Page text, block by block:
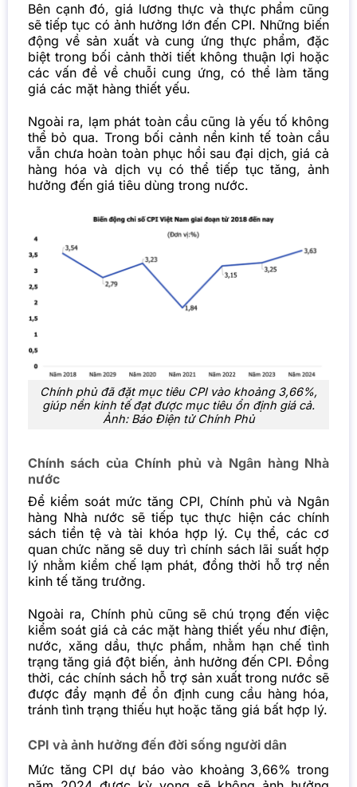
Bên cạnh đó, giá lương thực và thực phẩm cũng
sẽ tiếp tục có ảnh hưởng lớn đến CPI. Những biến
động về sản xuất và cung ứng thực phẩm, đặc
biệt trong bối cảnh thời tiết không thuận lợi hoặc
các vấn đề về chuỗi cung ứng, có thể làm tăng
giá các mặt hàng thiết yếu.
Ngoài ra, lạm phát toàn cầu cũng là yếu tố không
thể bỏ qua. Trong bối cảnh nền kinh tế toàn cầu
vẫn chưa hoàn toàn phục hồi sau đại dịch, giá cả
hàng hóa và dịch vụ có thể tiếp tục tăng, ảnh
hưởng đến giá tiêu dùng trong nước.
Chính phủ đã đặt mục tiêu CPI vào khoảng 3,66%,
giúp nền kinh tế đạt được mục tiêu ổn định giá cả.
Ảnh: Báo Điện tử Chính Phủ
Chính sách của Chính phủ và Ngân hàng Nhà
nước
Để kiểm soát mức tăng CPI, Chính phủ và Ngân
hàng Nhà nước sẽ tiếp tục thực hiện các chính
sách tiền tệ và tài khóa hợp lý. Cụ thể, các cơ
quan chức năng sẽ duy trì chính sách lãi suất hợp
lý nhằm kiềm chế lạm phát, đồng thời hỗ trợ nền
kinh tế tăng trưởng.
Ngoài ra, Chính phủ cũng sẽ chú trọng đến việc
kiểm soát giá cả các mặt hàng thiết yếu như điện,
nước, xăng dầu, thực phẩm, nhằm hạn chế tình
trạng tăng giá đột biến, ảnh hưởng đến CPI. Đồng
thời, các chính sách hỗ trợ sản xuất trong nước sẽ
được đẩy mạnh để ổn định cung cầu hàng hóa,
tránh tình trạng thiếu hụt hoặc tăng giá bất hợp lý.
CPI và ảnh hưởng đến đời sống người dân
Mức tăng CPI dự báo vào khoảng 3,66% trong